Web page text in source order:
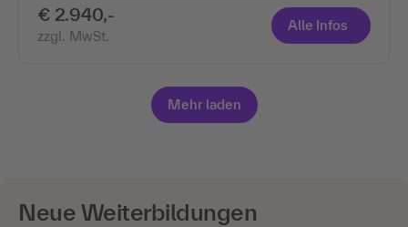
€ 2.940,-
zzgl. MwSt.
Alle Infos
Mehr laden
Neue Weiterbildungen